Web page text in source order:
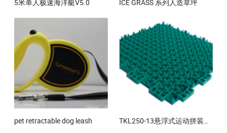
5米单人极速海洋艇V5.0 ICE GRASS 系列人造草坪
pet retractable dog leash TKL250-13悬浮式运动拼装地板